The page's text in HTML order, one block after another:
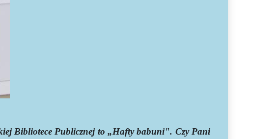
Bibliotece Publicznej to „Hafty babuni". Czy Pani